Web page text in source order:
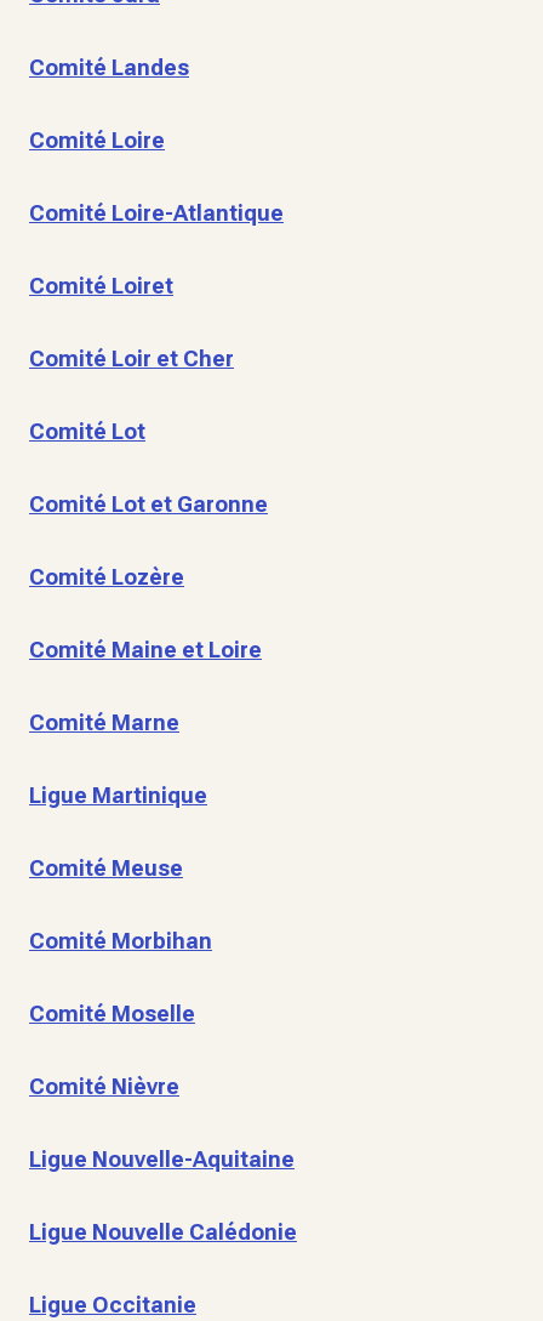
Comité Landes
Comité Loire
Comité Loire-Atlantique
Comité Loiret
Comité Loir et Cher
Comité Lot
Comité Lot et Garonne
Comité Lozère
Comité Maine et Loire
Comité Marne
Ligue Martinique
Comité Meuse
Comité Morbihan
Comité Moselle
Comité Nièvre
Ligue Nouvelle-Aquitaine
Ligue Nouvelle Calédonie
Ligue Occitanie